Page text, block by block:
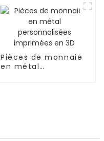
Pièces de monnaie
en métal